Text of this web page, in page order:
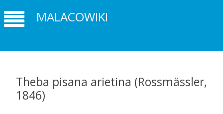
MALACOWIKI
Theba pisana arietina (Rossmässler,
1846)